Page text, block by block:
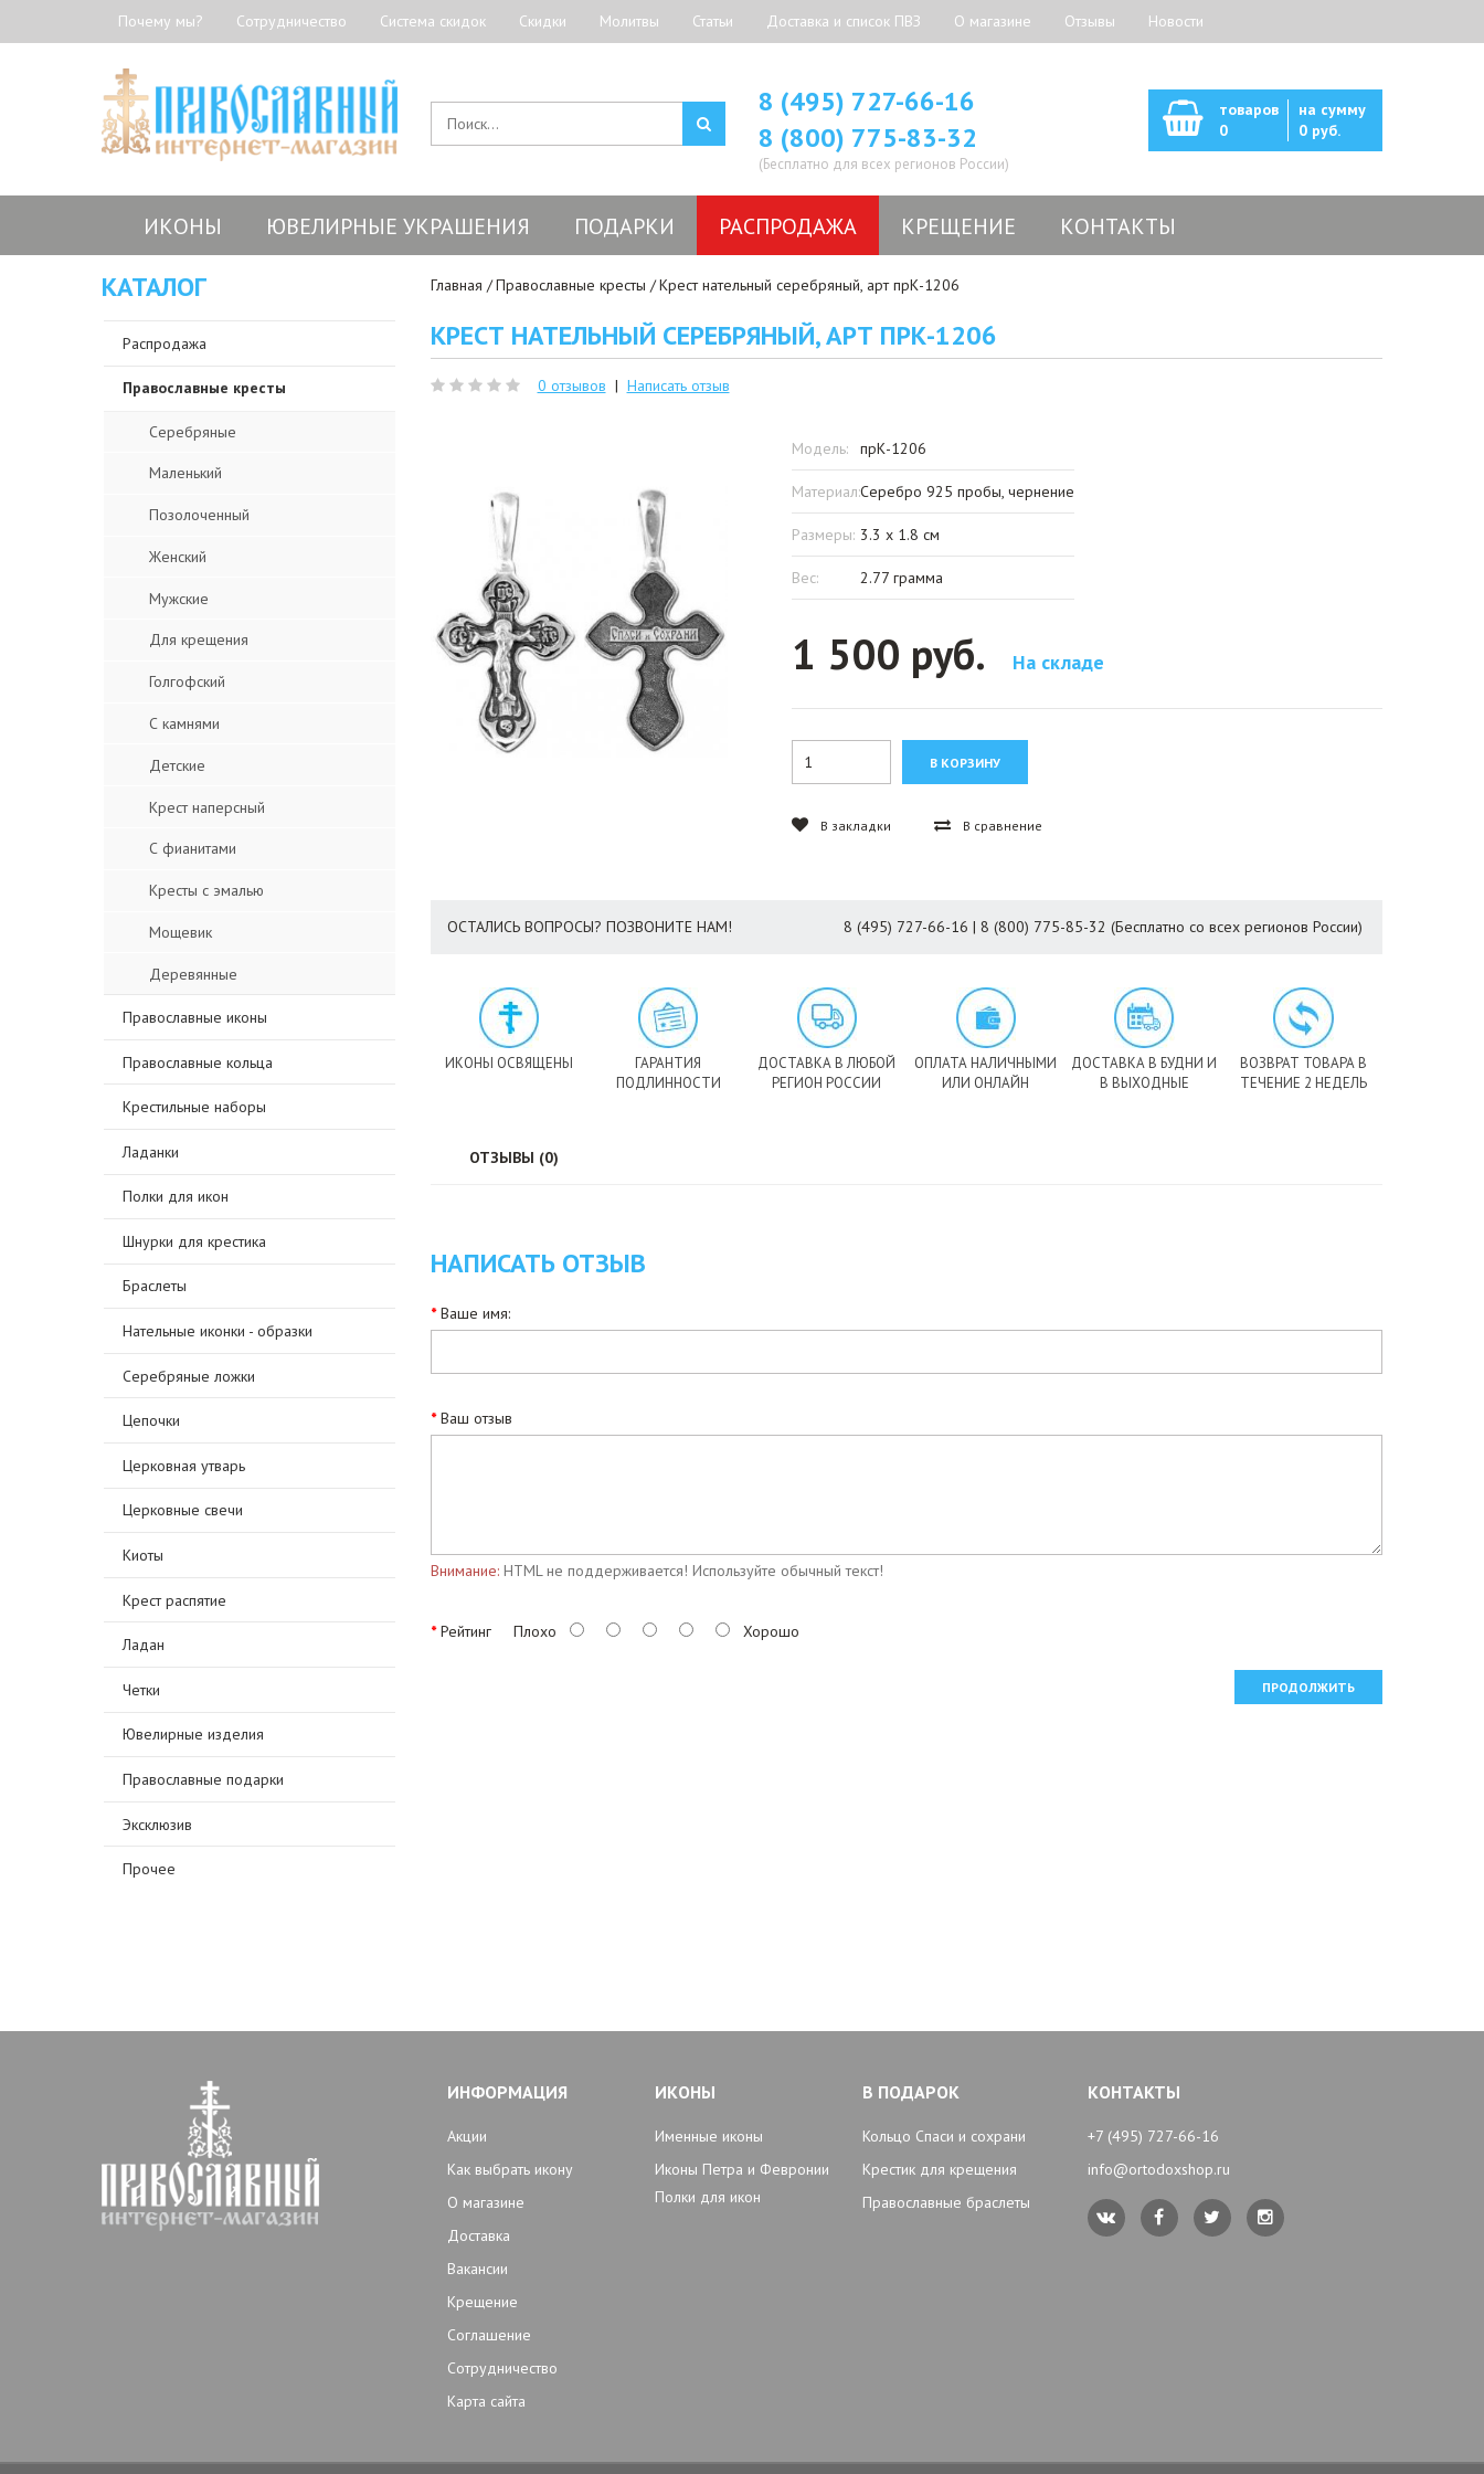
Почему мы? Сотрудничество Система скидок Скидки Молитвы Статьи Доставка и список ПВЗ О магазине Отзывы Новости
8 (495) 727-66-16
8 (800) 775-83-32
(Бесплатно для всех регионов России)
товаров
0
на сумму
0 руб.
ИКОНЫ ЮВЕЛИРНЫЕ УКРАШЕНИЯ ПОДАРКИ РАСПРОДАЖА КРЕЩЕНИЕ КОНТАКТЫ
КАТАЛОГ
Распродажа
Православные кресты
Серебряные
Маленький
Позолоченный
Женский
Мужские
Для крещения
Голгофский
С камнями
Детские
Крест наперсный
С фианитами
Кресты с эмалью
Мощевик
Деревянные
Православные иконы
Православные кольца
Крестильные наборы
Ладанки
Полки для икон
Шнурки для крестика
Браслеты
Нательные иконки - образки
Серебряные ложки
Цепочки
Церковная утварь
Церковные свечи
Киоты
Крест распятие
Ладан
Четки
Ювелирные изделия
Православные подарки
Эксклюзив
Прочее
Главная Православные кресты Крест нательный серебряный, арт прК-1206
КРЕСТ НАТЕЛЬНЫЙ СЕРЕБРЯНЫЙ, АРТ ПРК-1206
0 отзывов | Написать отзыв
Модель: прК-1206
Материал:Серебро 925 пробы, чернение
Размеры: 3.3 x 1.8 см
Вес: 2.77 грамма
1 500 руб. На складе
В закладки В сравнение
ОСТАЛИСЬ ВОПРОСЫ? ПОЗВОНИТЕ НАМ! 8 (495) 727-66-16 | 8 (800) 775-85-32 (Бесплатно со всех регионов России)
ИКОНЫ ОСВЯЩЕНЫ
ГАРАНТИЯ
ПОДЛИННОСТИ
ДОСТАВКА В ЛЮБОЙ
РЕГИОН РОССИИ
ОПЛАТА НАЛИЧНЫМИ
ИЛИ ОНЛАЙН
ДОСТАВКА В БУДНИ И
В ВЫХОДНЫЕ
ВОЗВРАТ ТОВАРА В
ТЕЧЕНИЕ 2 НЕДЕЛЬ
ОТЗЫВЫ (0)
НАПИСАТЬ ОТЗЫВ
Ваше имя:
Ваш отзыв
Внимание:HTML не поддерживается! Используйте обычный текст!
РейтингПлохо Хорошо
ПРОДОЛЖИТЬ
ИНФОРМАЦИЯ
Акции
Как выбрать икону
О магазине
Доставка
Вакансии
Крещение
Соглашение
Сотрудничество
Карта сайта
ИКОНЫ
Именные иконы
Иконы Петра и Февронии
Полки для икон
В ПОДАРОК
Кольцо Спаси и сохрани
Крестик для крещения
Православные браслеты
КОНТАКТЫ
+7 (495) 727-66-16
info@ortodoxshop.ru